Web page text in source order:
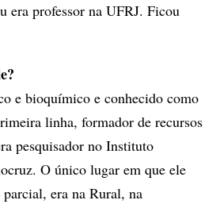
era professor na UFRJ. Ficou
e bioquímico e conhecido como
linha, formador de recursos
pesquisador no Instituto
O único lugar em que ele
era na Rural, na